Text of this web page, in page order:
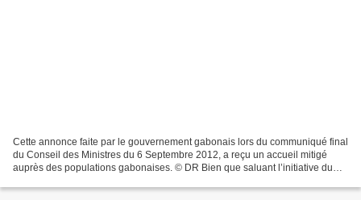
Cette annonce faite par le gouvernement gabonais lors du communiqué final
du Conseil des Ministres du 6 Septembre 2012, a reçu un accueil mitigé
auprès des populations gabonaises. © DR Bien que saluant l’initiative du